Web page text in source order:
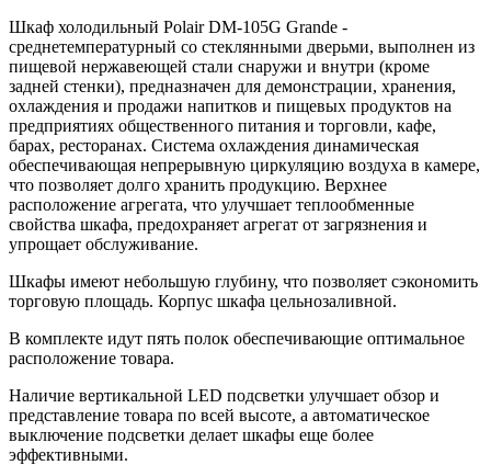
Шкаф холодильный Polair DM-105G Grande -
среднетемпературный со стеклянными дверьми, выполнен из
пищевой нержавеющей стали снаружи и внутри (кроме
задней стенки), предназначен для демонстрации, хранения,
охлаждения и продажи напитков и пищевых продуктов на
предприятиях общественного питания и торговли, кафе,
барах, ресторанах. Система охлаждения динамическая
обеспечивающая непрерывную циркуляцию воздуха в камере,
что позволяет долго хранить продукцию. Верхнее
расположение агрегата, что улучшает теплообменные
свойства шкафа, предохраняет агрегат от загрязнения и
упрощает обслуживание.
Шкафы имеют небольшую глубину, что позволяет сэкономить
торговую площадь. Корпус шкафа цельнозаливной.
В комплекте идут пять полок обеспечивающие оптимальное
расположение товара.
Наличие вертикальной LED подсветки улучшает обзор и
представление товара по всей высоте, а автоматическое
выключение подсветки делает шкафы еще более
эффективными.